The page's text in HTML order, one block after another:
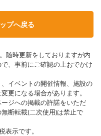
プへ戻る
随時更新をしておりますが内
、事前にご確認の上おでかけ
イベントの開催情報、施設の
更になる場合があります。
ジへの掲載の許諾をいただ
断転載(二次使用)は禁止で
示です。